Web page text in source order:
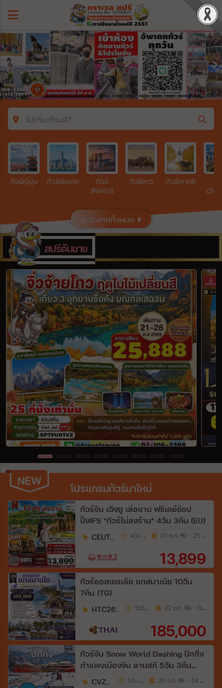
ไปเที่ยวไหนดี?
ค้นหาโปรแกรมทัวร์
คำค้นหา
เมือง
สายการบิน
ตั้งแต่วันที่
ถึงวันที่
เฉพาะเดือน
เฉพาะเทศกาล
Wholesales
ระหว่าง
ค้นหา
ทัวร์ญี่ปุ่น ทัวร์ฮ่องกง
ทัวร์
สิงคโปร์
ทัวร์ลาว ทัวร์เกาหลี
เวีย
ดูประเทศทั้งหมด
สปรีดันขาย
NEW
NEW
โปรแกรมทัวร์มาใหม่
ทัวร์จีน เฉิงตู เล่อซาน ฟรีเดย์ช้อป
ปิ้งIFS *ทัวร์ไม่ลงร้าน* 4วัน 3คืน (EU)
CEUTFU8 4วัน 3คืน 01 ส.ค. 69 - 25 ส.ค. 69
13,899
ทัวร์ออสเตรเลีย แทสมาเนีย 10วัน
7คืน (TG)
HTC260043 10วัน 7คืน 22 ต.ค. 69 - 05 มิ.ย. 70
185,000
ทัวร์จีน Snow World Dashing ปักกิ่ง
กำแพงเมืองจีน ลานสกี 5วัน 3คืน
(VZ)CVZ354 5วัน 3คืน 26 ธ.ค. 69 - 24 ก.พ. 70